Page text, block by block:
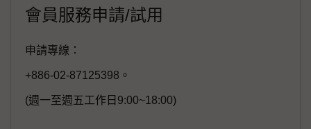
會員服務申請/試用
申請專線：
+886-02-87125398。
(週一至週五工作日9:00~18:00)